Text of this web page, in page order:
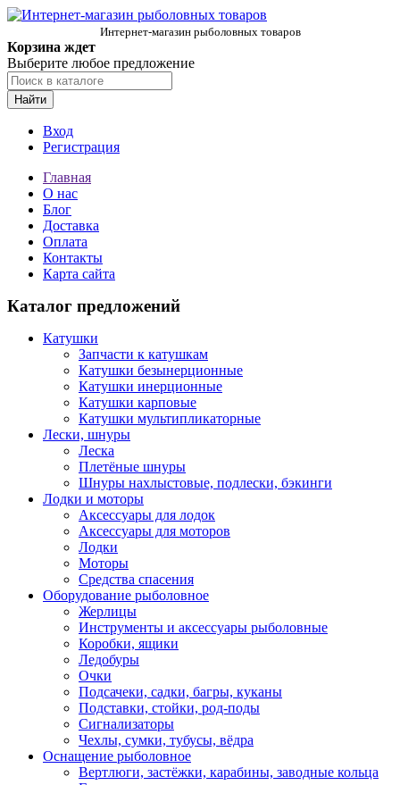
Интернет-магазин рыболовных товаров
Корзина ждет
Выберите любое предложение
Найти
Вход
Регистрация
Главная
О нас
Блог
Доставка
Оплата
Контакты
Карта сайта
Каталог предложений
Катушки
Запчасти к катушкам
Катушки безынерционные
Катушки инерционные
Катушки карповые
Катушки мультипликаторные
Лески, шнуры
Леска
Плетёные шнуры
Шнуры нахлыстовые, подлески, бэкинги
Лодки и моторы
Аксессуары для лодок
Аксессуары для моторов
Лодки
Моторы
Средства спасения
Оборудование рыболовное
Жерлицы
Инструменты и аксессуары рыболовные
Коробки, ящики
Ледобуры
Очки
Подсачеки, садки, багры, куканы
Подставки, стойки, род-поды
Сигнализаторы
Чехлы, сумки, тубусы, вёдра
Оснащение рыболовное
Вертлюги, застёжки, карабины, заводные кольца